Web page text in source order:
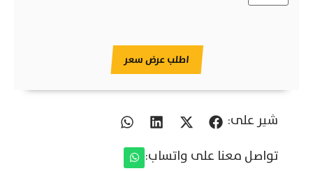
اطلب عرض سعر
شير على:
تواصل معنا على واتساب: